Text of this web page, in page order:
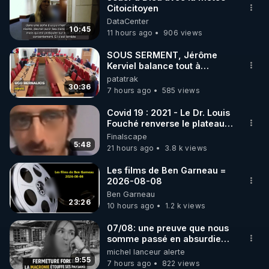
🌱 INSTAGRAM
https://www.instagram.com/rdlr_thierrycasasnovas/
http://rgnr.li/instagram
🌱 LA NEWSLETTER
Pour ne pas rater l’actualité RGNR (stages,
http://rgnr.li/news
🌱 VIDÉOS NON CENSURÉES SUR ODYSEE
Toutes les vidéos Youtube sont aussi sur la
http://rgnr.li/odysee
🌱 LES STAGES EN PRÉSENTIEL
http://rgnr.li/stages
10:45
Citoicitoyen
DataCenter
11 hours ago
906 views
30:36
SOUS SERMENT, Jérôme
Kerviel balance tout à
l'Assemblée !
patatrak
7 hours ago
585 views
5:48
Covid 19 : 2021 - Le Dr. Louis
Fouché renverse le plateau
de CNews !
Finalscape
21 hours ago
3.8 k views
23:26
Les films de Ben Garneau =
2026-08-08
Ben Garneau
10 hours ago
1.2 k views
9:55
07/08: une preuve que nous
somme passé en absurdie
une dictature qui veut faire
taire ses opposant !
michel lanceur alerte
7 hours ago
822 views